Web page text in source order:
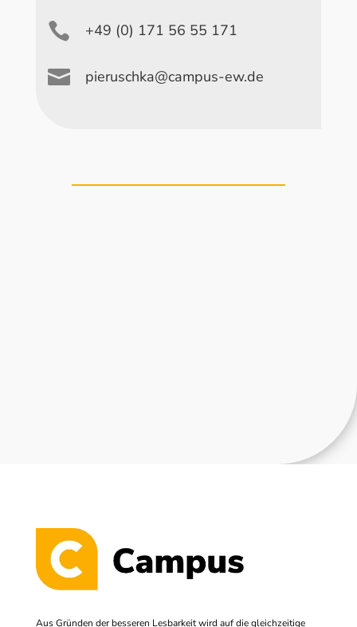
 +49 (0) 171 56 55 171
 pieruschka@campus-ew.de
Aus Gründen der besseren Lesbarkeit wird auf die gleichzeitige